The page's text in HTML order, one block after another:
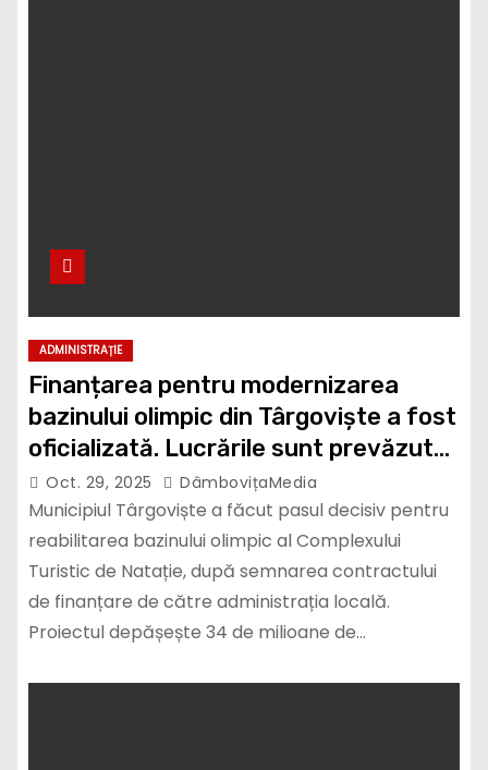
ADMINISTRAȚIE
Finanțarea pentru modernizarea
bazinului olimpic din Târgoviște a fost
oficializată. Lucrările sunt prevăzute
pentru anul viitor
Oct. 29, 2025 DâmbovițaMedia
Municipiul Târgoviște a făcut pasul decisiv pentru
reabilitarea bazinului olimpic al Complexului
Turistic de Natație, după semnarea contractului
de finanțare de către administrația locală.
Proiectul depășește 34 de milioane de…